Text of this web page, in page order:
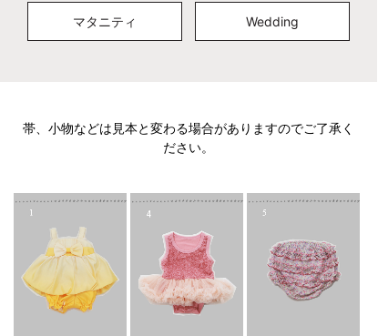
マタニティ Wedding
帯、小物などは見本と変わる場合がありますのでご了承く
ださい。